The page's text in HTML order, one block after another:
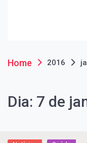
Home 2016
Dia: 7 de